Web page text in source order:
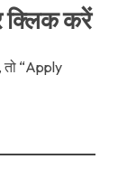
क्लिक करें
“Apply